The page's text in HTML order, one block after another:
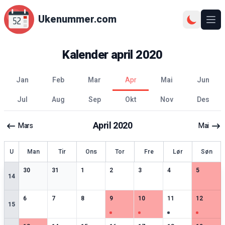
Ukenummer.com
Kalenderapril 2020
jan feb mar apr mai
jun
jul
aug sep okt nov des
Mars April2020 Mai
Uke Man Tir Ons Tor Fre Lør Søn
14
30
2spesielle datoer
31
3spesielle datoer
12 spesielle datoer
2
2spesielle datoer
3
3spesielle datoer
4
3spesielle datoer
5
2
15
6
2spesielle datoer
7
2spesielle datoer
8
2spesielle datoer
9
3spesielle datoer
10
3spesielle datoer
11
3spesielle datoer
12
3